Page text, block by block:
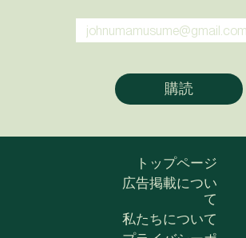
トップページ
広告掲載につい
て
私たちについて